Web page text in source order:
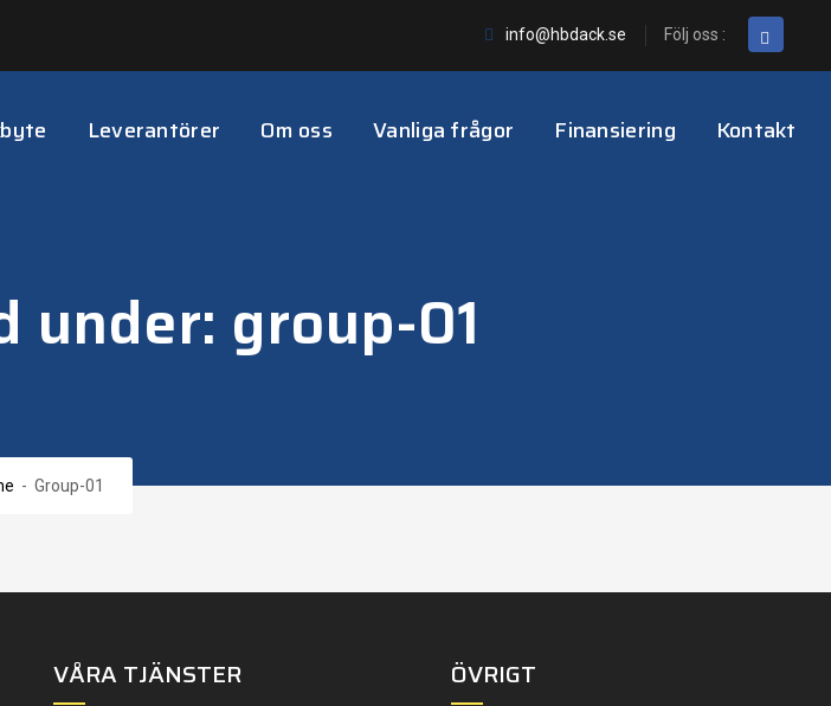
info@hbdack.se Följ oss :
Leverantörer Om oss Vanliga frågor Finansiering Kontakt
under: group-01
- Group-01
VÅRA TJÄNSTER ÖVRIGT